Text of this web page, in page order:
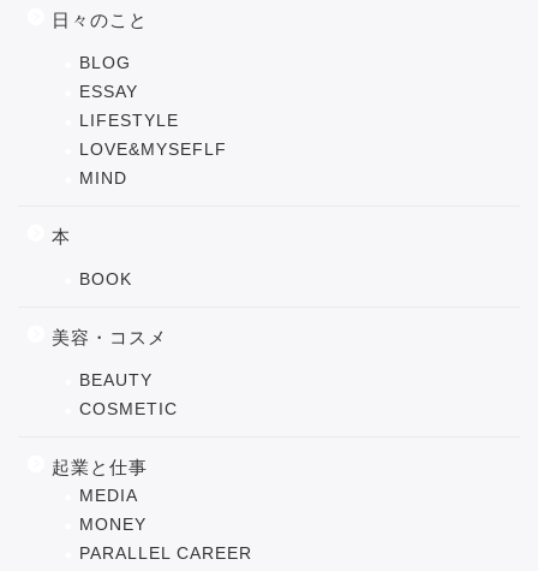
日々のこと
BLOG
ESSAY
LIFESTYLE
LOVE&MYSEFLF
MIND
本
BOOK
美容・コスメ
BEAUTY
COSMETIC
起業と仕事
MEDIA
MONEY
PARALLEL CAREER